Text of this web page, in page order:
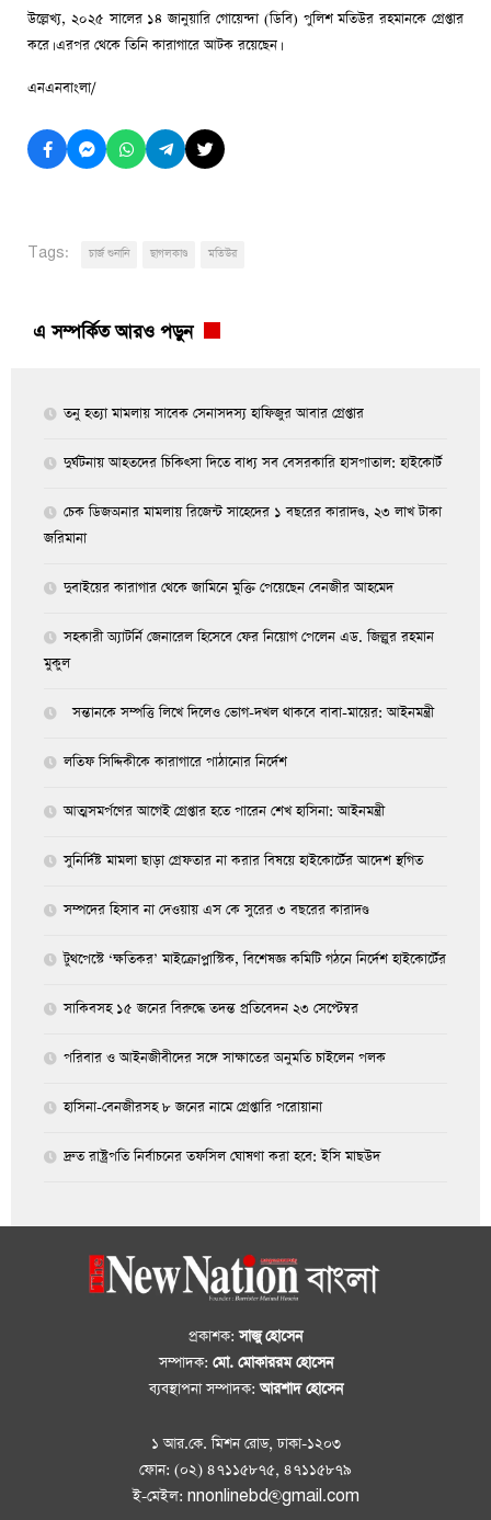
উল্লেখ্য, ২০২৫ সালের ১৪ জানুয়ারি গোয়েন্দা (ডিবি) পুলিশ মতিউর রহমানকে গ্রেপ্তার
করে। এরপর থেকে তিনি কারাগারে আটক রয়েছেন।
এনএনবাংলা/
Tags: চার্জ শুনানি ছাগলকাণ্ড মতিউর
এ সম্পর্কিত আরও পড়ুন
তনু হত্যা মামলায় সাবেক সেনাসদস্য হাফিজুর আবার গ্রেপ্তা‌র
দুর্ঘটনায় আহতদের চিকিৎসা দিতে বাধ্য সব বেসরকারি হাসপাতাল: হাইকোর্ট
চেক ডিজঅনার মামলায় রিজেন্ট সাহেদের ১ বছরের কারাদণ্ড, ২৩ লাখ টাকা
জরিমানা
দুবাইয়ের কারাগার থেকে জামিনে মুক্তি পেয়েছেন বেনজীর আহমেদ
সহকারী অ্যাটর্নি জেনারেল হিসেবে ফের নিয়োগ পেলেন এড. জিল্লুর রহমান
মুকুল
সন্তানকে সম্পত্তি লিখে দিলেও ভোগ-দখল থাকবে বাবা-মায়ের: আইনমন্ত্রী
লতিফ সিদ্দিকীকে কারাগারে পাঠানোর নির্দেশ
আত্মসমর্পণের আগেই গ্রেপ্তার হতে পারেন শেখ হাসিনা: আইনমন্ত্রী
সুনির্দিষ্ট মামলা ছাড়া গ্রেফতার না করার বিষয়ে হাইকোর্টের আদেশ স্থগিত
সম্পদের হিসাব না দেওয়ায় এস কে সুরের ৩ বছরের কারাদণ্ড
টুথপেস্টে ‘ক্ষতিকর’ মাইক্রোপ্লাস্টিক, বিশেষজ্ঞ কমিটি গঠনে নির্দেশ হাইকোর্টের
সাকিবসহ ১৫ জনের বিরুদ্ধে তদন্ত প্রতিবেদন ২৩ সেপ্টেম্বর
পরিবার ও আইনজীবীদের সঙ্গে সাক্ষাতের অনুমতি চাইলেন পলক
হাসিনা-বেনজীরসহ ৮ জনের নামে গ্রেপ্তারি পরোয়ানা
দ্রুত রাষ্ট্রপতি নির্বাচনের তফসিল ঘোষণা করা হবে: ইসি মাছউদ
প্রকাশক:সাজু হোসেন
সম্পাদক: মো. মোকাররম হোসেন
ব্যবস্থাপনা সম্পাদক:আরশাদ হোসেন
১ আর.কে. মিশন রোড, ঢাকা-১২০৩
ফোন: (০২) ৪৭১১৫৮৭৫, ৪৭১১৫৮৭৯
ই-মেইল: nnonlinebd@gmail.com